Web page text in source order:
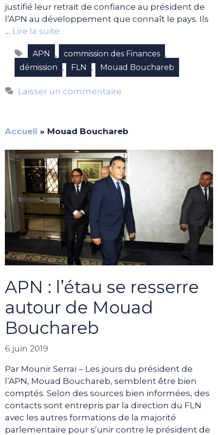
justifié leur retrait de confiance au président de
l’APN au développement que connaît le pays. Ils
… Lire la suite
Étiquettes
APN , commission des Finances ,
démission , FLN , Mouad Bouchareb
Laisser un commentaire
Accueil » Mouad Bouchareb
APN : l’étau se resserre
autour de Mouad
Bouchareb
6 juin 2019
Par Mounir Serraï – Les jours du président de
l’APN, Mouad Bouchareb, semblent être bien
comptés. Selon des sources bien informées, des
contacts sont entrepris par la direction du FLN
avec les autres formations de la majorité
parlementaire pour s’unir contre le président de